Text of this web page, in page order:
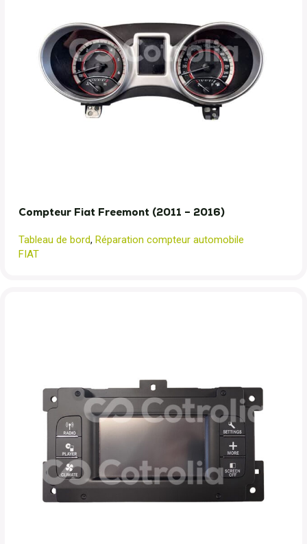
Compteur Fiat Freemont (2011 – 2016)
Tableau de bord, Réparation compteur automobile
FIAT